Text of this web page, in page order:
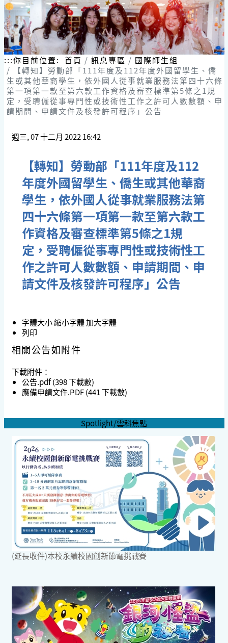
:::你目前位置: 首頁 訊息專區
國際師生組
【轉知】勞動部「111年度及112年度外國留學生、僑
生或其他華裔學生，依外國人從事就業服務法第四十六條
第一項第一款至第六款工作資格及審查標準第5條之1規
定，受聘僱從事專門性或技術性工作之許可人數數額、申
請期間、申請文件及核發許可程序」公告
週三, 07 十二月 2022 16:42
【轉知】勞動部「111年度及112
年度外國留學生、僑生或其他華裔
學生，依外國人從事就業服務法第
四十六條第一項第一款至第六款工
作資格及審查標準第5條之1規
定，受聘僱從事專門性或技術性工
作之許可人數數額、申請期間、申
請文件及核發許可程序」公告
字體大小縮小字體加大字體
列印
相關公告如附件
下載附件：
公告.pdf (398 下載數)
應備申請文件.PDF (441 下載數)
Spotlight/雲科焦點
(延長收件)本校永續校園創新節電挑戰賽